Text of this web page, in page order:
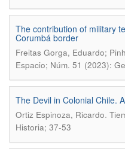
The contribution of military
Corumbá border
Freitas Gorga, Eduardo;
Espacio; Núm. 51 (2023):
The Devil in Colonial Chile.
Ortiz Espinoza, Ricardo.
Historia; 37-53